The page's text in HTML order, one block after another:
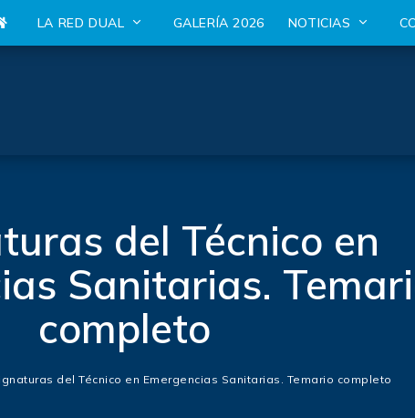
LA RED DUAL GALERÍA 2026 NOTICIAS
del Técnico en
Sanitarias.
completo
del Técnico en Emergencias Sanitarias. Temario completo